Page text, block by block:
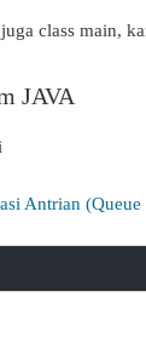
class main,
JAVA
Antrian (Queue